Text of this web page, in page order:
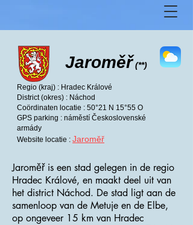
Jaroměř (**)
Regio (kraj) : Hradec Králové
District (okres) : Náchod
Coördinaten locatie : 50°21 N 15°55 O
GPS parking : náměstí Československé
armády
Website locatie : Jaroměř
Jaroměř is een stad gelegen in de regio
Hradec Králové, en maakt deel uit van
het district Náchod. De stad ligt aan de
samenloop van de Metuje en de Elbe,
op ongeveer 15 km van Hradec